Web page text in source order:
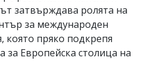
затвърждава ролята на
за международен
която пряко подкрепя
за Европейска столица на